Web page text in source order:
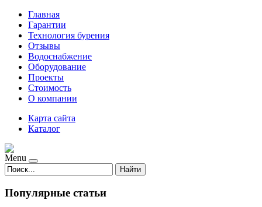
Главная
Гарантии
Технология бурения
Отзывы
Водоснабжение
Оборудование
Проекты
Стоимость
О компании
Карта сайта
Каталог
Menu
Найти
Популярные статьи